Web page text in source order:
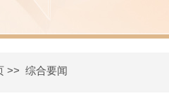
>> 综合要闻